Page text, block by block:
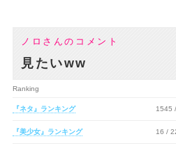
ノロさんのコメント
見たいww
Ranking
『ネタ』ランキング 1545
『美少女』ランキング 16 /